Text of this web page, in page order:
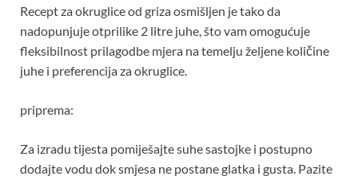
Recept za okruglice od griza osmišljen je tako da
nadopunjuje otprilike 2 litre juhe, što vam omogućuje
fleksibilnost prilagodbe mjera na temelju željene količine
juhe i preferencija za okruglice.
priprema:
Za izradu tijesta pomiješajte suhe sastojke i postupno
dodajte vodu dok smjesa ne postane glatka i gusta. Pazite